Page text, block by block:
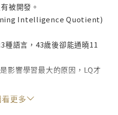
被開發。
Intelligence Quotient)
種語言，43歲後卻能通曉11
影響學習最大的原因，LQ才
更多